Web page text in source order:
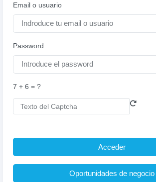
Email o usuario
Password
7 + 6 = ?
Acceder
Oportunidades de negocio